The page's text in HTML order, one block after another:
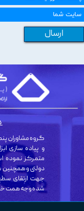
ارسال
گروه مشاوران
و پیاده سازی
متمرکز نموده
دولتی و
جهت ارتقای
شده وجه همت